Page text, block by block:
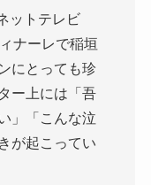
ットテレビ
ナーレで稲垣
にとっても珍
ー上には「吾
」「こんな泣
が起こってい